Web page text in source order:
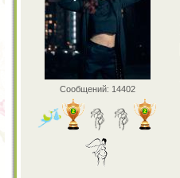
Сообщений: 14402